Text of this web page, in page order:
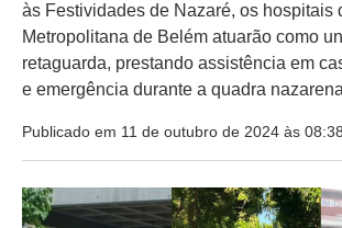
às Festividades de Nazaré, os hospitais
Metropolitana de Belém atuarão como
retaguarda, prestando assistência em
e emergência durante a quadra
Publicado em 11 de outubro de 2024 às 08:38